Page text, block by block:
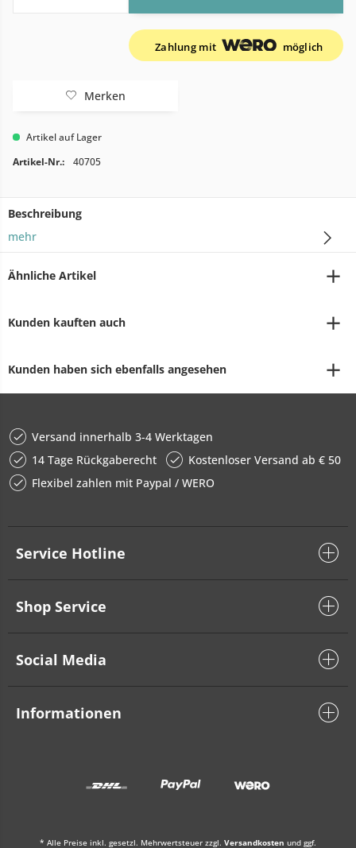
Zahlung mit möglich
Merken
Artikel auf Lager
Artikel-Nr.:
40705
Beschreibung
mehr
Ähnliche Artikel
Kunden kauften auch
Kunden haben sich ebenfalls angesehen
Versand innerhalb 3-4 Werktagen
14 Tage Rückgaberecht
Kostenloser Versand ab € 50
Flexibel zahlen mit Paypal / WERO
Service Hotline
Shop Service
Social Media
Informationen
* Alle Preise inkl. gesetzl. Mehrwertsteuer zzgl. Versandkosten und ggf.